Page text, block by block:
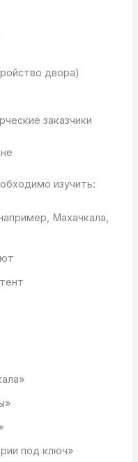
двора)
заказчики
изучить:
Махачкала,
под ключ»